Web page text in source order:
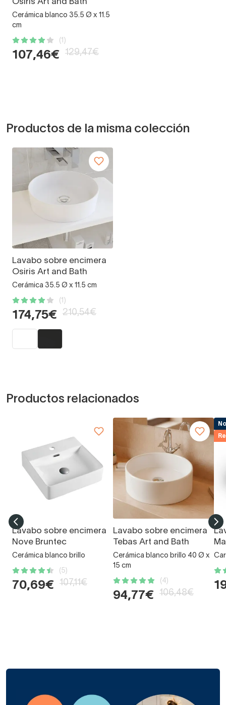
Osiris Art and Bath
Cerámica blanco 35.5 Ø x 11.5
cm
(1)
107,46€ 129,47€
Productos de la misma colección
Lavabo sobre encimera
Osiris Art and Bath
Cerámica 35.5 Ø x 11.5 cm
(1)
174,75€ 210,54€
Productos relacionados
Lavabo sobre encimera
Nove Bruntec
Cerámica blanco brillo
(5)
70,69€ 107,11€
Lavabo sobre encimera
Tebas Art and Bath
Cerámica blanco brillo 40 Ø x
15 cm
(4)
94,77€ 106,48€